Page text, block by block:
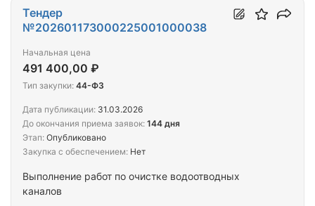
Выполнение работ по очистке водоотводных
каналов
Тендер
№202601173000225001000038
Начальная цена
491 400,00 ₽
Тип закупки: 44-ФЗ
Дата публикации: 31.03.2026
До окончания приема заявок: 144 дня
Этап: Опубликовано
Закупка с обеспечением: Нет